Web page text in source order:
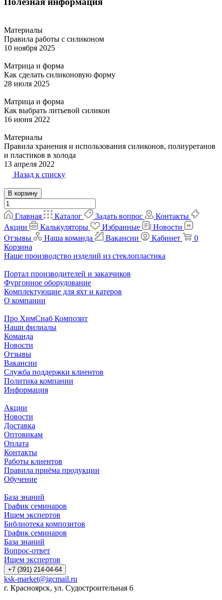
Материалы
Правила работы с силиконом
10 ноября 2025
Матрица и форма
Как сделать силиконовую форму
28 июля 2025
Матрица и форма
Как выбрать литьевой силикон
16 июня 2022
Материалы
Правила хранения и использования силиконов, полиуретанов
и пластиков в холода
13 апреля 2022
Назад к списку
В корзину
Главная Каталог Задать вопрос
Контакты
Акции
Калькуляторы Избранные
Новости
Отзывы
Наша команда Вакансии Кабинет
0
Корзина
Наше производство изделий из стеклопластика
Портал производителей и заказчиков
Фургонное оборудование
Комплектующие для яхт и катеров
О компании
Про ХимСнаб Композит
Наши филиалы
Команда
Новости
Отзывы
Вакансии
Служба поддержки клиентов
Политика компании
Информация
Акции
Новости
Доставка
Оптовикам
Оплата
Контакты
Работы клиентов
Правила приёма продукции
Обучение
База знаний
График семинаров
Ищем экспертов
Библиотека композитов
График семинаров
База знаний
Вопрос-ответ
Ищем экспертов
+7 (391) 214-04-64
ksk-market@igcmail.ru
г. Красноярск, ул. Судостроительная 6